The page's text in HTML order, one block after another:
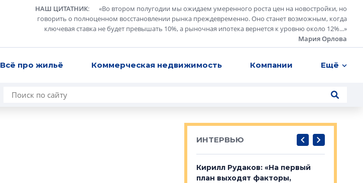
НАШ ЦИТАТНИК: «Во втором полугодии мы ожидаем умеренного роста цен на новостройки, но
говорить о полноценном восстановлении рынка преждевременно. Оно станет возможным, когда
ключевая ставка не будет превышать 10%, а рыночная ипотека вернется к уровню около 12%...»
Мария Орлова
Всё про жильё Коммерческая недвижимость Компании Ещё
ИНТЕРВЬЮ
Кирилл Рудаков: «На первый
план выходят факторы,